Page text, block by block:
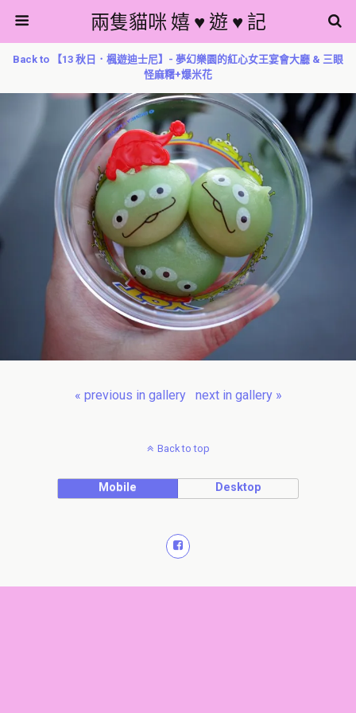
兩隻貓咪 嬉 ♥ 遊 ♥ 記
Back to 【13 秋日．楓遊迪士尼】- 夢幻樂園的紅心女王宴會大廳 & 三眼
怪麻糬+爆米花
« previous in gallery next in gallery »
Back to top
Mobile Desktop